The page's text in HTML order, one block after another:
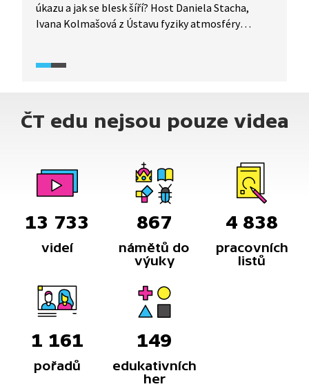
úkazu a jak se blesk šíří? Host Daniela Stacha,
Ivana Kolmašová z Ústavu fyziky atmosféry
jsou možnosti detekce blesku pozemními
blesků na km².
ČT edu nejsou pouze videa
13 733
videí
867
námětů do
výuky
4 838
pracovních
listů
1 161
pořadů
149
edukativních
her